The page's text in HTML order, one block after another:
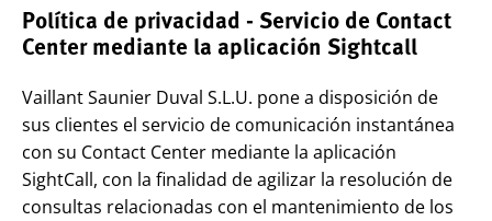
Política de privacidad - Servicio de Contact
Center mediante la aplicación Sightcall
Vaillant Saunier Duval S.L.U. pone a disposición de
sus clientes el servicio de comunicación instantánea
con su Contact Center mediante la aplicación
SightCall, con la finalidad de agilizar la resolución de
consultas relacionadas con el mantenimiento de los